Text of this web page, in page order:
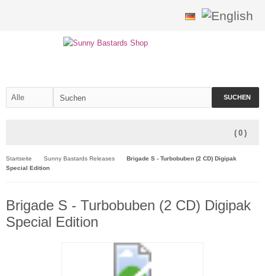
SUCHEN
( 0 )
Startseite Sunny Bastards Releases
Brigade S - Turbobuben (2 CD) Digipak
Special Edition
Brigade S - Turbobuben (2 CD) Digipak
Special Edition